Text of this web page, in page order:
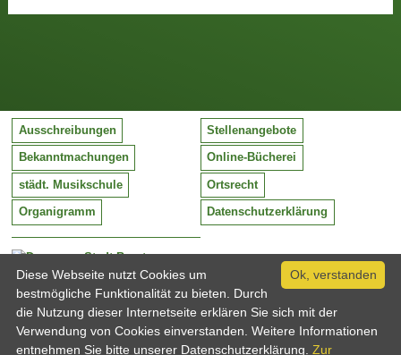
Stadt Barntrup
Mittelstraße 38
32683 Barntrup
Tel:
Email:
05263 / 409-0
info@barntrup.de
Ausschreibungen Stellenangebote
Bekanntmachungen Online-Bücherei
städt. Musikschule Ortsrecht
Organigramm Datenschutzerklärung
Ok, verstanden
Diese Webseite nutzt Cookies um
bestmögliche Funktionalität zu bieten. Durch
die Nutzung dieser Internetseite erklären Sie sich mit der
Verwendung von Cookies einverstanden. Weitere Informationen
entnehmen Sie bitte unserer Datenschutzerklärung. Zur